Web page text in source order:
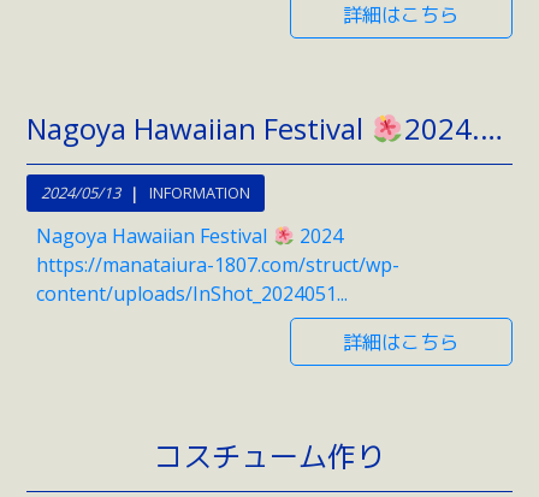
詳細はこちら
Nagoya Hawaiian Festival 2024.5.26(日)
2024/05/13 INFORMATION
Nagoya Hawaiian Festival
2024
https://manataiura-1807.com/struct/wp-
content/uploads/InShot_2024051...
詳細はこちら
コスチューム作り